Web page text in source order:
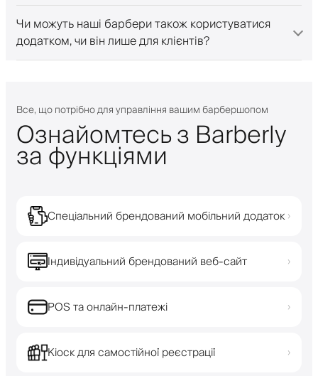
Чи можуть наші барбери також користуватися
додатком, чи він лише для клієнтів?
Все, що потрібно для управління вашим барбершопом
Ознайомтесь з Barberly
за функціями
Спеціальний брендований мобільний додаток ›
Індивідуальний брендований веб-сайт ›
POS та онлайн-платежі ›
Кіоск для самостійної реєстрації ›